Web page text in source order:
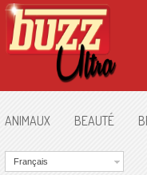
ANIMAUX BEAUTÉ
Français